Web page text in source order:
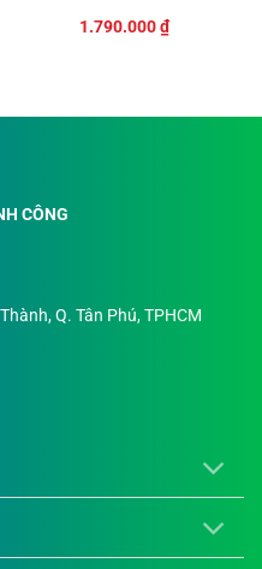
1.790.000₫
CÔNG
Q. Tân Phú, TPHCM